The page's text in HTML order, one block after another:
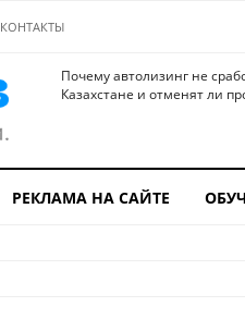
КОНТАКТЫ
Почему автолизинг не
Казахстане и отменят ли
РЕКЛАМА НА САЙТЕ